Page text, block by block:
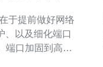
于提前做好网络
、以及细化端口
端口加固到高级